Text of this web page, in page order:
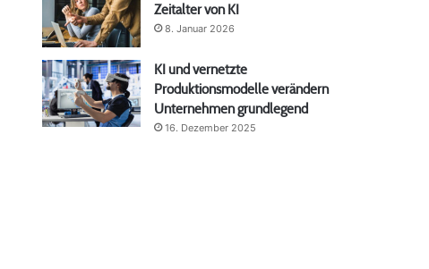
Zeitalter von KI
8. Januar 2026
KI und vernetzte
Produktionsmodelle verändern
Unternehmen grundlegend
16. Dezember 2025